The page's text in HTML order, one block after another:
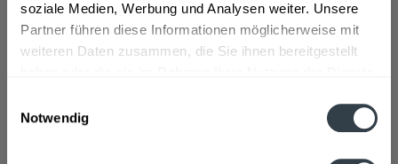
soziale Medien, Werbung und Analysen weiter. Unsere
Partner führen diese Informationen möglicherweise mit
weiteren Daten zusammen, die Sie ihnen bereitgestellt
Notwendig